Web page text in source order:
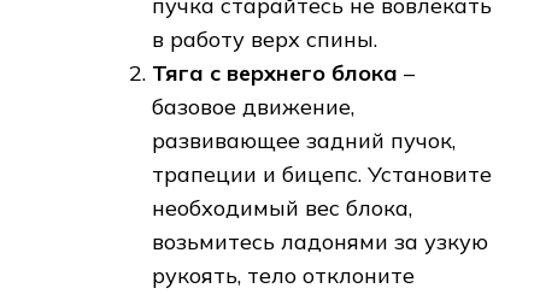
в работу верх спины.
Тяга с верхнего блока –
базовое движение,
развивающее задний пучок,
трапеции и бицепс. Установите
необходимый вес блока,
возьмитесь ладонями за узкую
рукоять, тело отклоните